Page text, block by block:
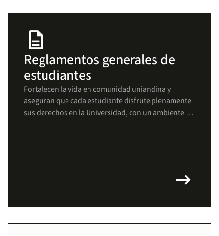
description
Reglamentos generales de
estudiantes
Fortalecen la vida en comunidad uniandina y
aseguran que cada estudiante disfrute plenamente
sus derechos en la Universidad, con un ambiente de
arrow_right_alt